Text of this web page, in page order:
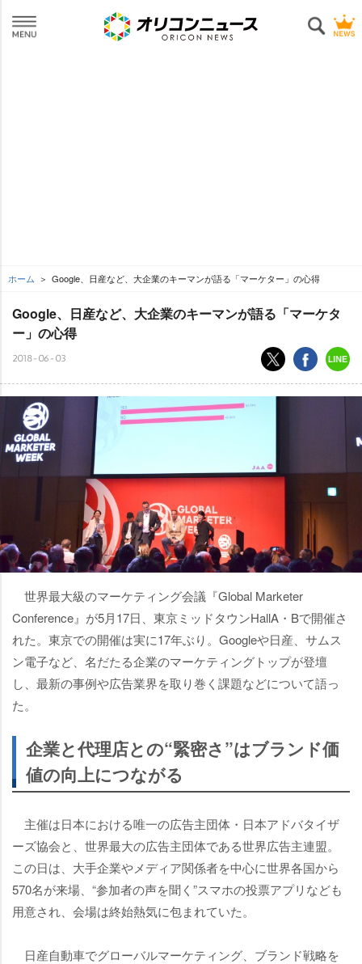
ホーム Google、日産など、大企業のキーマンが語る「マーケター」の心得
Google、日産など、大企業のキーマンが語る「マーケタ
ー」の心得
2018-06-03
世界最大級のマーケティング会議『Global Marketer
Conference』が5月17日、東京ミッドタウンHallA・Bで開催さ
れた。東京での開催は実に17年ぶり。Googleや日産、サムス
ン電子など、名だたる企業のマーケティングトップが登壇
し、最新の事例や広告業界を取り巻く課題などについて語っ
た。
企業と代理店との“緊密さ”はブランド価
値の向上につながる
主催は日本における唯一の広告主団体・日本アドバタイザ
ーズ協会と、世界最大の広告主団体である世界広告主連盟。
この日は、大手企業やメディア関係者を中心に世界各国から
570名が来場、“参加者の声を聞く”スマホの投票アプリなども
用意され、会場は終始熱気に包まれていた。
日産自動車でグローバルマーケティング、ブランド戦略を